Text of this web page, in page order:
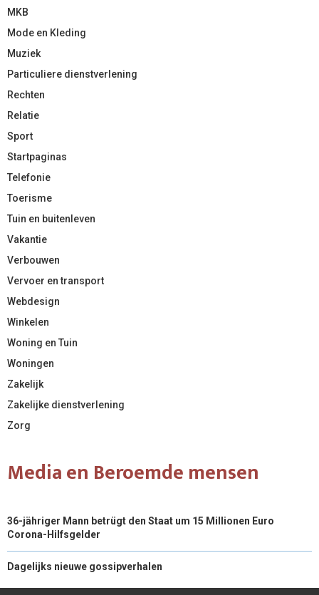
MKB
Mode en Kleding
Muziek
Particuliere dienstverlening
Rechten
Relatie
Sport
Startpaginas
Telefonie
Toerisme
Tuin en buitenleven
Vakantie
Verbouwen
Vervoer en transport
Webdesign
Winkelen
Woning en Tuin
Woningen
Zakelijk
Zakelijke dienstverlening
Zorg
Media en Beroemde mensen
36-jähriger Mann betrügt den Staat um 15 Millionen Euro
Corona-Hilfsgelder
Dagelijks nieuwe gossipverhalen